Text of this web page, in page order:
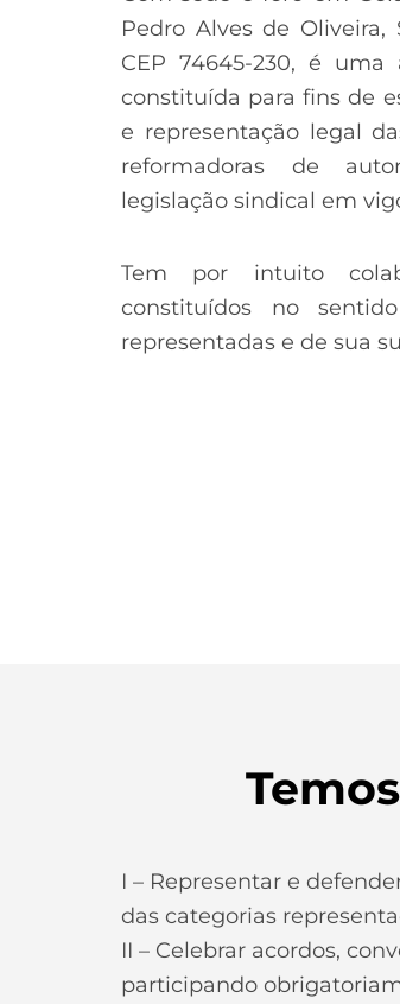
Pedro Alves de Oliveira,
CEP 74645-230, é uma
constituída para fins de
e representação legal
reformadoras de
legislação sindical em
Tem por intuito
constituídos no
representadas e de sua
I – Representar e
das categorias
II – Celebrar acordos,
participando